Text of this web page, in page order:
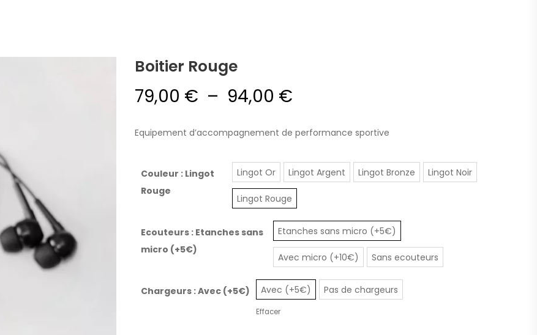
Boitier Rouge
79,00 € – 94,00 €
de
prix :
79,00 €
à
94,00 €
Equipement d’accompagnement de performance sportive
Couleur : Lingot
Rouge
Lingot Or Lingot Argent Lingot Bronze Lingot Noir
Lingot Rouge
Ecouteurs : Etanches sans
micro (+5€)
Etanches sans micro (+5€)
Avec micro (+10€) Sans ecouteurs
Chargeurs : Avec (+5€) Avec (+5€) Pas de chargeurs
Effacer